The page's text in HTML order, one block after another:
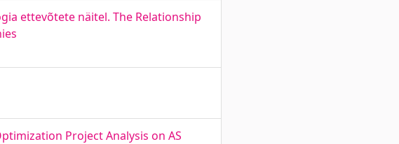
ettevõtete näitel. The Relationship
Project Analysis on AS